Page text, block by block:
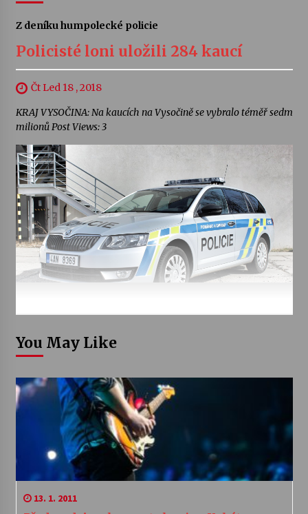
Z deníku humpolecké policie
Policisté loni uložili 284 kaucí
Čt Led 18 , 2018
KRAJ VYSOČINA: Na kaucích na Vysočině se vybralo téměř sedm
milionů Post Views: 3
You May Like
13. 1. 2011